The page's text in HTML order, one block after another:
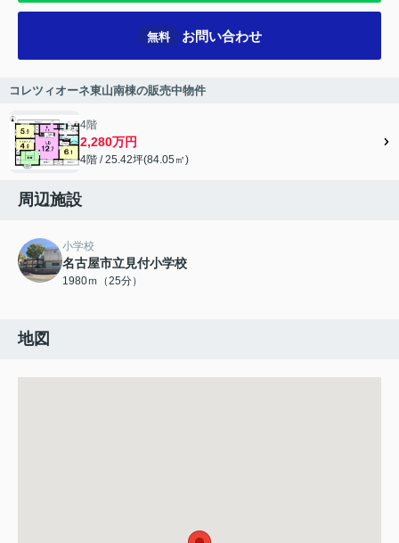
無料 お問い合わせ
コレツィオーネ東山南棟の販売中物件
4階
2,280万円
4階 / 25.42坪(84.05㎡)
周辺施設
小学校
名古屋市立見付小学校
1980ｍ（25分）
地図